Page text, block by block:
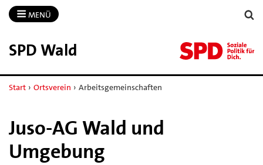
MENÜ
SPD Wald
Start › Ortsverein › Arbeitsgemeinschaften
Juso-AG Wald und
Umgebung